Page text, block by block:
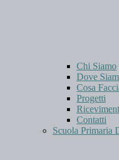
Chi Siamo
Dove
Cosa
Progetti
Contatti
Scuola Primaria